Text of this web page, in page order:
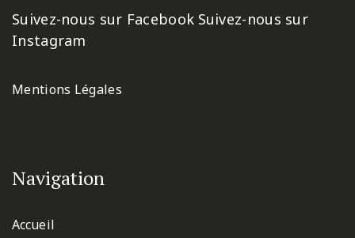
Suivez-nous sur Facebook Suivez-nous sur
Instagram
Mentions Légales
Navigation
Accueil